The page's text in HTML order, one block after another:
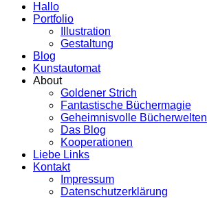
Hallo
Portfolio
Illustration
Gestaltung
Blog
Kunstautomat
About
Goldener Strich
Fantastische Büchermagie
Geheimnisvolle Bücherwelten
Das Blog
Kooperationen
Liebe Links
Kontakt
Impressum
Datenschutzerklärung